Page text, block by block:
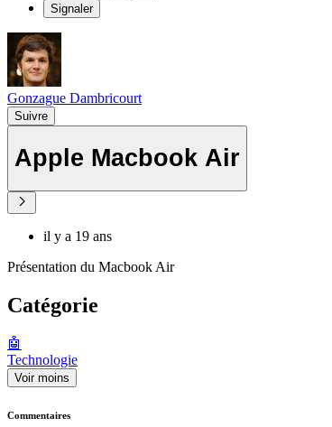
Signaler
Gonzague Dambricourt
Suivre
Apple Macbook Air
il y a 19 ans
Présentation du Macbook Air
Catégorie
🤖
Technologie
Voir moins
Commentaires